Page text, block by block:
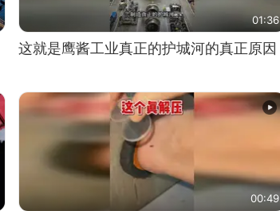
01:36
这就是鹰酱工业真正的护城河的真正原因
00:49